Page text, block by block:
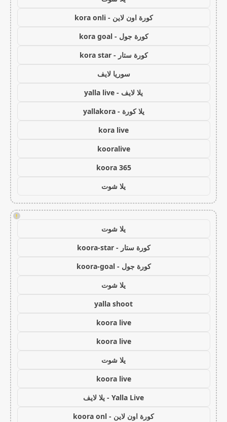
كورة اون لاين - kora onli
كورة جول - kora goal
كورة ستار - kora star
سوريا لايف
يلا لايف - yalla live
يلا كورة - yallakora
kora live
kooralive
koora 365
يلا شوت
!
يلا شوت
كورة ستار - koora-star
كورة جول - koora-goal
يلا شوت
yalla shoot
koora live
koora live
يلا شوت
koora live
Yalla Live - يلا لايف
كورة اون لاين - koora onl